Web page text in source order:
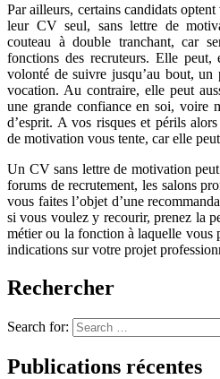
Par ailleurs, certains candidats
leur CV seul, sans lettre de
couteau à double tranchant, car
fonctions des recruteurs. Elle
volonté de suivre jusqu’au bout,
vocation. Au contraire, elle peut
une grande confiance en soi, voire
d’esprit. A vos risques et périls
de motivation vous tente, car elle
Un CV sans lettre de motivation
forums de recrutement, les salons
vous faites l’objet d’une
si vous voulez y recourir, prenez la
métier ou la fonction à laquelle vous
indications sur votre projet
Rechercher
Search for:
Publications récentes